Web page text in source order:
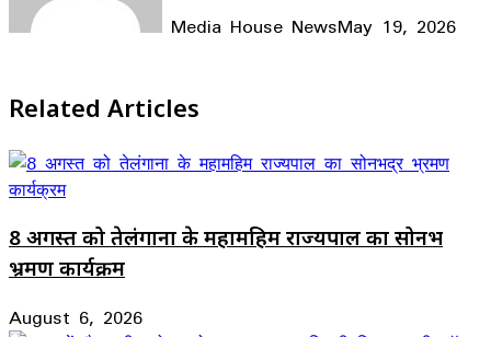
Media House NewsMay 19, 2026
Related Articles
8 अगस्त को तेलंगाना के महामहिम राज्यपाल का सोनभद्र
भ्रमण कार्यक्रम
August 6, 2026